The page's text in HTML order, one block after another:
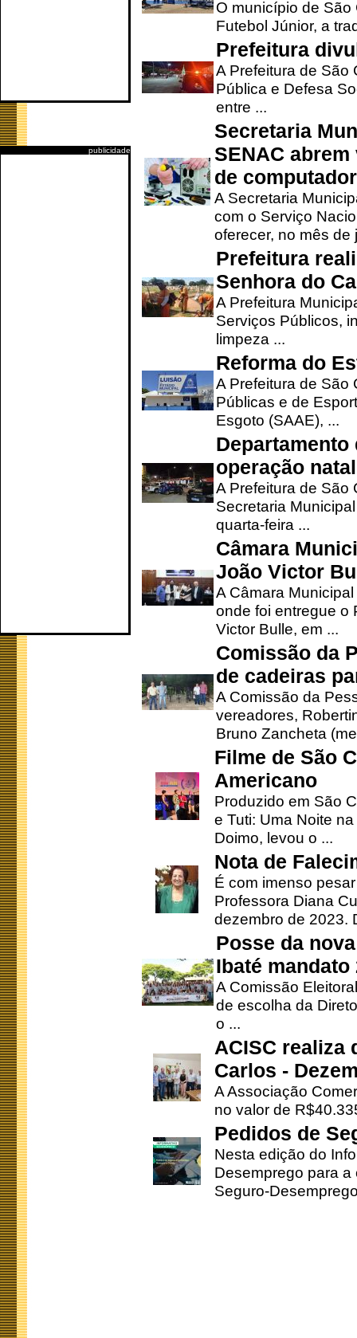
publicidade
O município de
Futebol Júnior, a
Prefeitura
A Prefeitura de São
Pública e Defesa
entre ...
Secretaria
SENAC
de
A Secretaria
com o Serviço
oferecer, no mês de
Prefeitura
Senhora do
A Prefeitura
Serviços Públicos,
limpeza ...
Reforma do
A Prefeitura de São
Públicas e de
Esgoto (SAAE), ...
operação
A Prefeitura de São
Secretaria
quarta-feira ...
Câmara
João Victor
A Câmara
onde foi entregue o
Victor Bulle, em ...
Comissão da
de cadeiras
A Comissão da
vereadores,
Bruno Zancheta
Filme de São
Americano
Produzido em São
e Tuti: Uma Noite
Doimo, levou o ...
Nota de
É com imenso
Professora Diana
dezembro de 2023.
Posse da
Ibaté mandato
A Comissão
de escolha da
o ...
ACISC realiza
Carlos -
A Associação
no valor de
Pedidos de
Nesta edição do
Desemprego para
Seguro-